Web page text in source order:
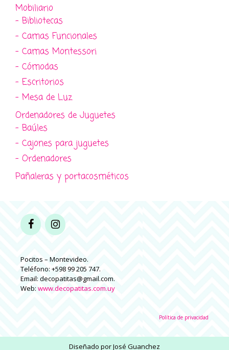
Mobiliario
- Bibliotecas
- Camas Funcionales
- Camas Montessori
- Cómodas
- Escritorios
- Mesa de Luz
Ordenadores de Juguetes
- Baúles
- Cajones para juguetes
- Ordenadores
Pañaleras y portacosméticos
Pocitos – Montevideo.
Teléfono: +598 99 205 747.
Email: decopatitas@gmail.com.
Web: www.decopatitas.com.uy
Política de privacidad
Diseñado porJosé Guanchez